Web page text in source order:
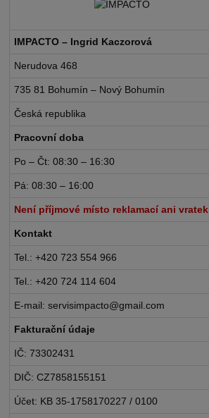
IMPACTO – Ingrid Kaczorová
Nerudova 468
735 81 Bohumín – Nový Bohumín
Česká republika
Pracovní doba
Po – Čt: 08:30 – 16:30
Pá: 08:30 – 16:00
Není příjmové místo reklamací ani vratek
Kontakt
Tel.: +420 723 554 966
Tel.: +420 724 114 604
E-mail: servisimpacto@gmail.com
Fakturační údaje
IČ: 73302431
DIČ: CZ7858155151
Účet: KB 35-1758170227 / 0100